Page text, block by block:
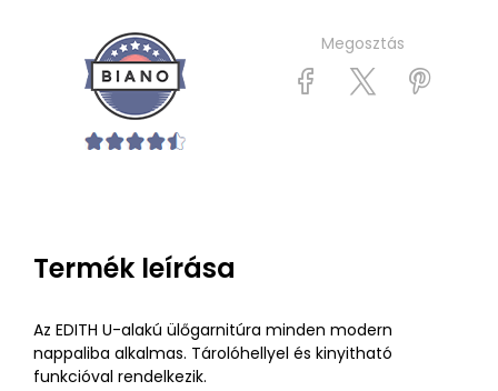
Megosztás
Termék leírása
Az EDITH U-alakú ülőgarnitúra minden modern
nappaliba alkalmas. Tárolóhellyel és kinyitható
funkcióval rendelkezik.